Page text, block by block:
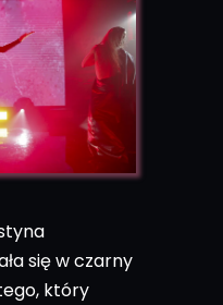
się w czarny
który